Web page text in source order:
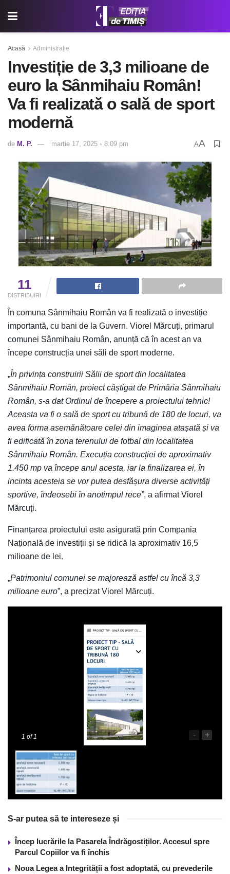
Acasă Administrație
Investiție de 3,3 milioane de
euro la Sânmihaiu Român!
Va fi realizată o sală de sport
modernă
de M. P. martie 17, 2025 ◦ 8:09 pm AA
11
DISTRIBUIRI
În comuna Sânmihaiu Român va fi realizată o investiție
importantă, cu bani de la Guvern. Viorel Mărcuți, primarul
comunei Sânmihaiu Român, anunță că în acest an va
începe construcția unei săli de sport moderne.
„În privința construirii Sălii de sport din localitatea
Sânmihaiu Român, proiect câștigat de Primăria Sânmihaiu
Român, s-a dat Ordinul de începere a proiectului tehnic!
Aceasta va fi o sală de sport cu tribună de 180 de locuri, va
avea forma asemănătoare celei din imaginea atașată și va
fi edificată în zona terenului de fotbal din localitatea
Sânmihaiu Român. Execuția construcției de aproximativ
1.450 mp va începe anul acesta, iar la finalizarea ei, în
incinta acesteia se vor putea desfășura diverse activități
sportive, îndeosebi în anotimpul rece”, a afirmat Viorel
Mărcuți.
Finanțarea proiectului este asigurată prin Compania
Națională de investiții și se ridică la aproximativ 16,5
milioane de lei.
„Patrimoniul comunei se majorează astfel cu încă 3,3
milioane euro”, a precizat Viorel Mărcuți.
1 of 1 - +
S-ar putea să te intereseze și
Încep lucrările la Pasarela Îndrăgostiților. Accesul spre
Parcul Copiilor va fi închis
Noua Legea a Integrității a fost adoptată, cu prevederile